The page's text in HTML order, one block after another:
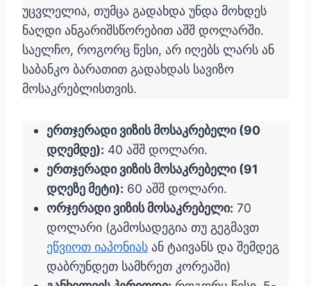
უცვლელია, თუმცა გადახდა უნდა მოხდეს
ნაღდი ანგარიშსწორებით აშშ დოლარში.
საელჩო, როგორც წესი, არ იღებს ლარს ან
საბანკო ბარათით გადახდას სავიზო
მოსაკრებლისთვის.
ერთჯერადი ვიზის მოსაკრებელი (90
დღემდე): 40 აშშ დოლარი.
ერთჯერადი ვიზის მოსაკრებელი (91
დღეზე მეტი): 60 აშშ დოლარი.
ორჯერადი ვიზის მოსაკრებელი: 70
დოლარი (გამოსადეგია თუ გეგმავთ
ეწვიოთ იაპონიას ან ტაივანს და შემდეგ
დაბრუნდეთ სამხრეთ კორეაში)